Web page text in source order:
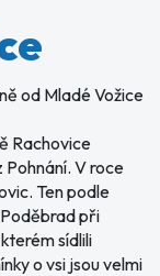
od Mladé Vožice
Rachovice
V roce
Ten podle
při
sídlili
o vsi jsou velmi